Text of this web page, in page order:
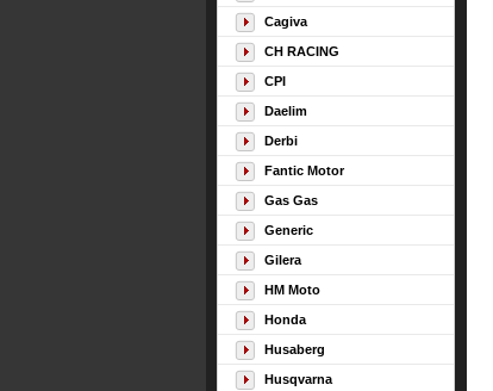
Cagiva
CH RACING
CPI
Daelim
Derbi
Fantic Motor
Gas Gas
Generic
Gilera
HM Moto
Honda
Husaberg
Husqvarna